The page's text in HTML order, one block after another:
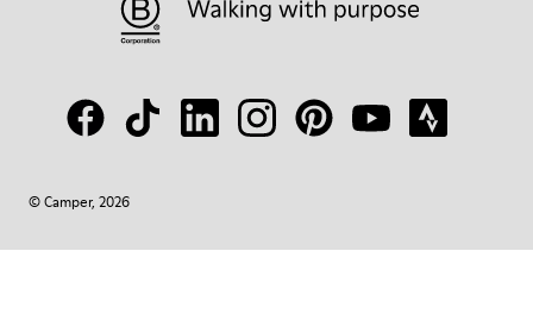
© Camper, 2026